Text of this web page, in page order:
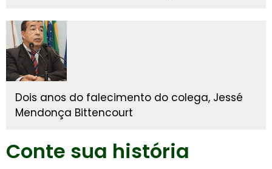
Dois anos do falecimento do colega, Jessé
Mendonça Bittencourt
Conte sua história